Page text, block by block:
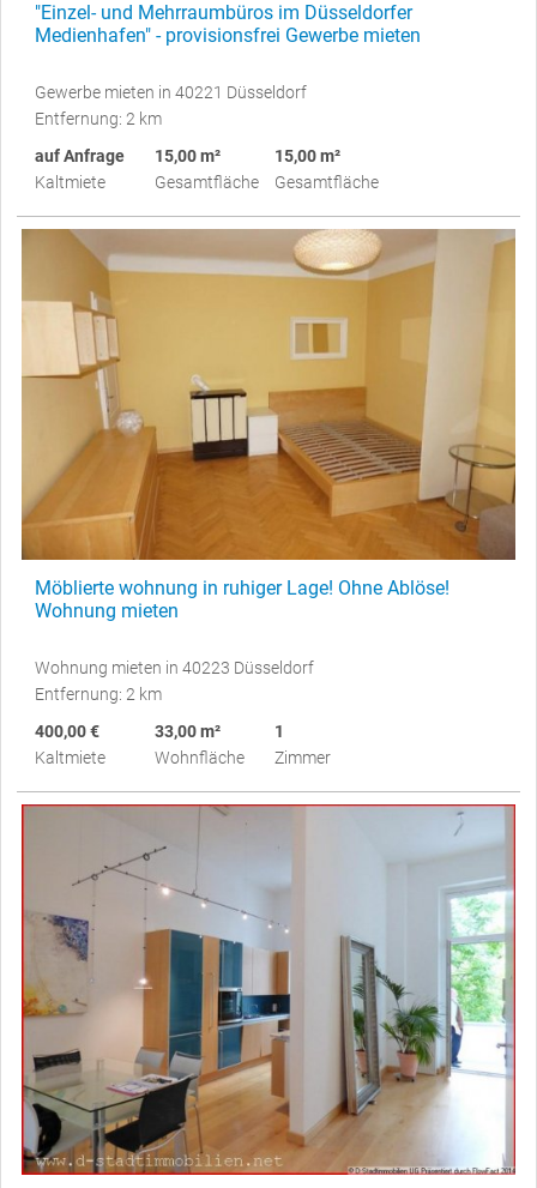
"Einzel- und Mehrraumbüros im Düsseldorfer
Medienhafen" - provisionsfrei Gewerbe mieten
Gewerbe mieten in 40221 Düsseldorf
Entfernung: 2 km
auf Anfrage
Kaltmiete
15,00 m²
Gesamtfläche
15,00 m²
Gesamtfläche
Möblierte wohnung in ruhiger Lage! Ohne Ablöse!
Wohnung mieten
Wohnung mieten in 40223 Düsseldorf
Entfernung: 2 km
400,00 €
Kaltmiete
33,00 m²
Wohnfläche
1
Zimmer